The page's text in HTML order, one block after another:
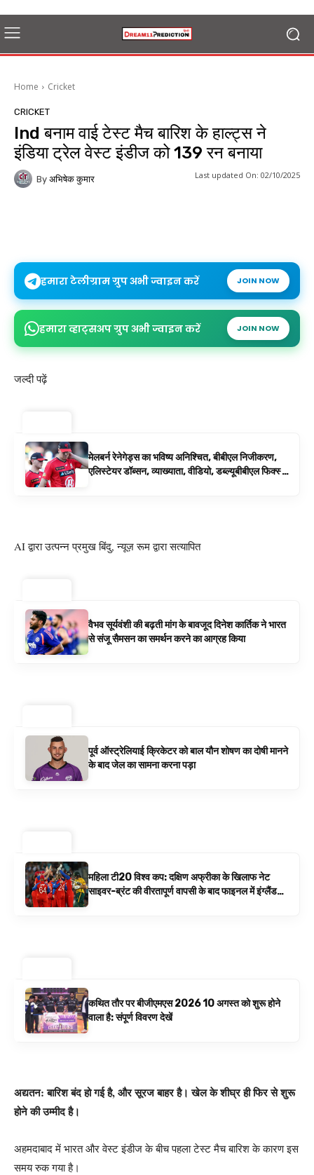
Home Cricket
CRICKET
Ind बनाम वाई टेस्ट मैच बारिश के हाल्ट्स ने
इंडिया ट्रेल वेस्ट इंडीज को 139 रन बनाया
By अभिषेक कुमार Last updated On: 02/10/2025
हमारा टेलीग्राम ग्रुप अभी ज्वाइन करें JOIN NOW
हमारा व्हाट्सअप ग्रुप अभी ज्वाइन करें JOIN NOW
जल्दी पढ़ें
मेलबर्न रेनेगेड्स का भविष्य अनिश्चित, बीबीएल निजीकरण,
एलिस्टेयर डॉब्सन, व्याख्याता, वीडियो, डब्ल्यूबीबीएल फिक्स्चर
AI द्वारा उत्पन्न प्रमुख बिंदु, न्यूज़ रूम द्वारा सत्यापित
वैभव सूर्यवंशी की बढ़ती मांग के बावजूद दिनेश कार्तिक ने भारत
से संजू सैमसन का समर्थन करने का आग्रह किया
पूर्व ऑस्ट्रेलियाई क्रिकेटर को बाल यौन शोषण का दोषी मानने
के बाद जेल का सामना करना पड़ा
महिला टी20 विश्व कप: दक्षिण अफ्रीका के खिलाफ नेट
साइवर-ब्रंट की वीरतापूर्ण वापसी के बाद फाइनल में इंग्लैंड
कथित तौर पर बीजीएमएस 2026 10 अगस्त को शुरू होने
वाला है: संपूर्ण विवरण देखें
अद्यतन: बारिश बंद हो गई है, और सूरज बाहर है। खेल के शीघ्र ही फिर से शुरू
होने की उम्मीद है।
अहमदाबाद में भारत और वेस्ट इंडीज के बीच पहला टेस्ट मैच बारिश के कारण इस
समय रुक गया है।